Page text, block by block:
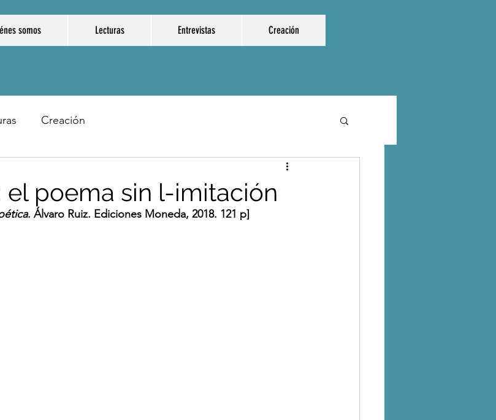
somos Lecturas Entrevistas Creación
Creación
el poema sin l-imitación
. Álvaro Ruiz. Ediciones Moneda, 2018. 121 p]